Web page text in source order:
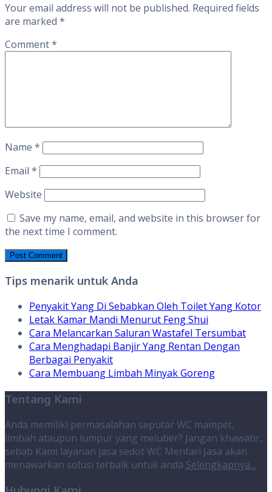
Your email address will not be published. Required fields
are marked *
Comment*
Name *
Email *
Website
Save my name, email, and website in this browser for
the next time I comment.
Tips menarik untuk Anda
Penyakit Yang Di Sebabkan Oleh Toilet Yang Kotor
Letak Kamar Mandi Menurut Feng Shui
Cara Melancarkan Saluran Wastafel Tersumbat
Cara Menghadapi Banjir Yang Rentan Dengan
Berbagai Penyakit
Cara Membuang Limbah Minyak Goreng
Tentang Kami
Anda memiliki permasalahan seputar WC mampet,
limbah ataupun lumpur yang meluber? Jangan khawatir,
sebab Kami layanan jasa sedot WC Mentari Jasa akan
menawarkan solusi terbaik untuk anda Selengkapnya…